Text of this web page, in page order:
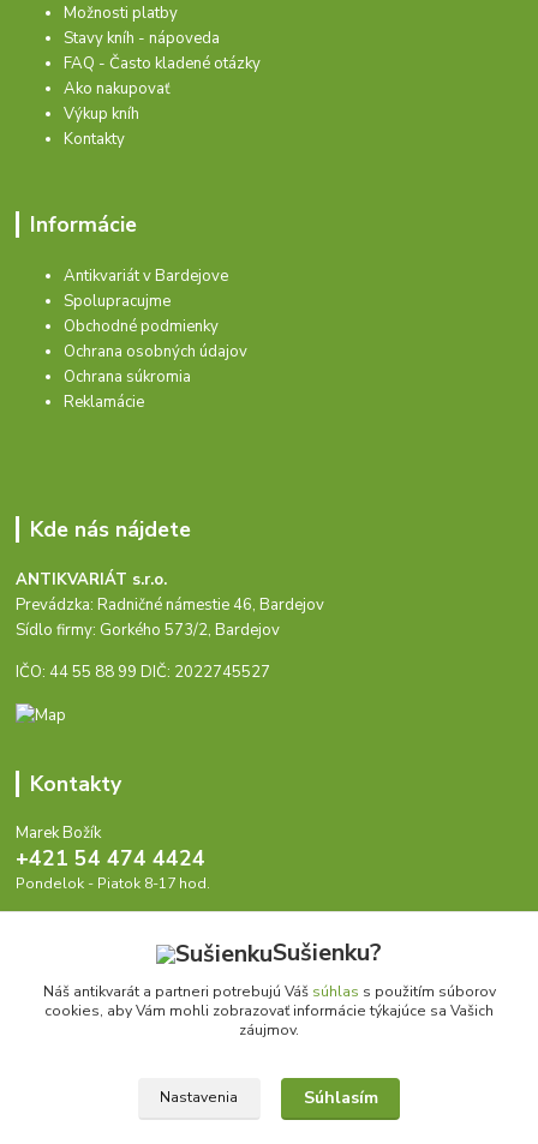
Možnosti platby
Stavy kníh - nápoveda
FAQ - Často kladené otázky
Ako nakupovať
Výkup kníh
Kontakty
Informácie
Antikvariát v Bardejove
Spolupracujme
Obchodné podmienky
Ochrana osobných údajov
Ochrana súkromia
Reklamácie
Kde nás nájdete
ANTIKVARIÁT s.r.o.
Prevádzka: Radničné námestie 46, Bardejov
Sídlo firmy: Gorkého 573/2, Bardejov
IČO: 44 55 88 99 DIČ: 2022745527
Kontakty
Marek Božík
+421 54 474 4424
Pondelok - Piatok 8-17 hod.
Upraviť zber cookies.
Sušienku?
Náš antikvarát a partneri potrebujú Váš súhlas s použitím súborov
cookies, aby Vám mohli zobrazovať informácie týkajúce sa Vašich
záujmov.
Nastavenia Súhlasím